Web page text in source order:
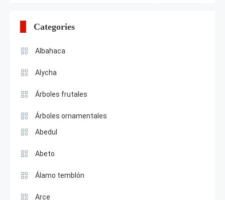
Categories
Albahaca
Alycha
Árboles frutales
Árboles ornamentales
Abedul
Abeto
Álamo temblón
Arce